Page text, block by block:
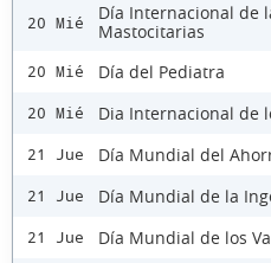
20 Mié
Día Internacional de
Mastocitarias
20 Mié Día del Pediatra
20 Mié Dia Internacional de
21 Jue Día Mundial del
21 Jue Día Mundial de la
21 Jue Día Mundial de los